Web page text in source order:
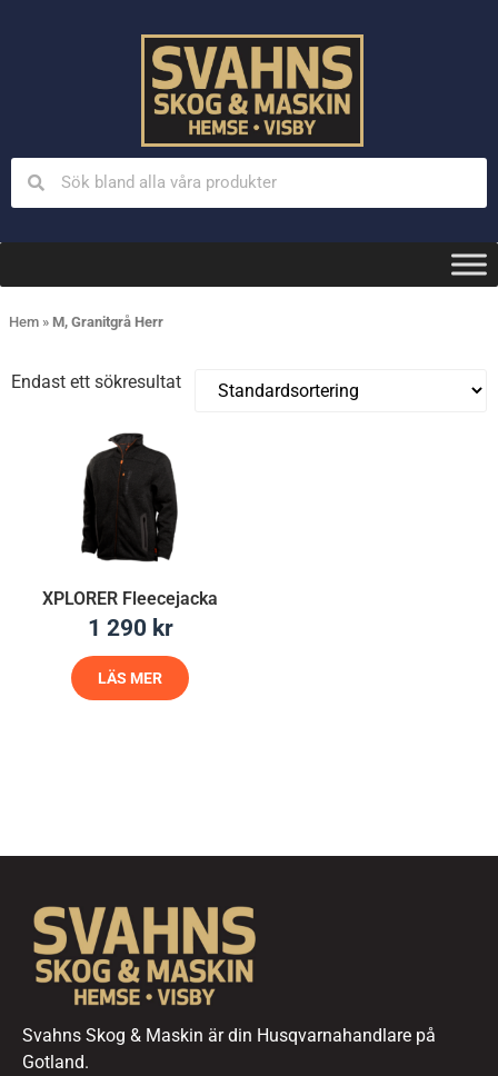
Hem » M, Granitgrå Herr
Endast ett sökresultat
XPLORER Fleecejacka
1 290 kr
LÄS MER
Svahns Skog & Maskin är din Husqvarnahandlare på
Gotland.